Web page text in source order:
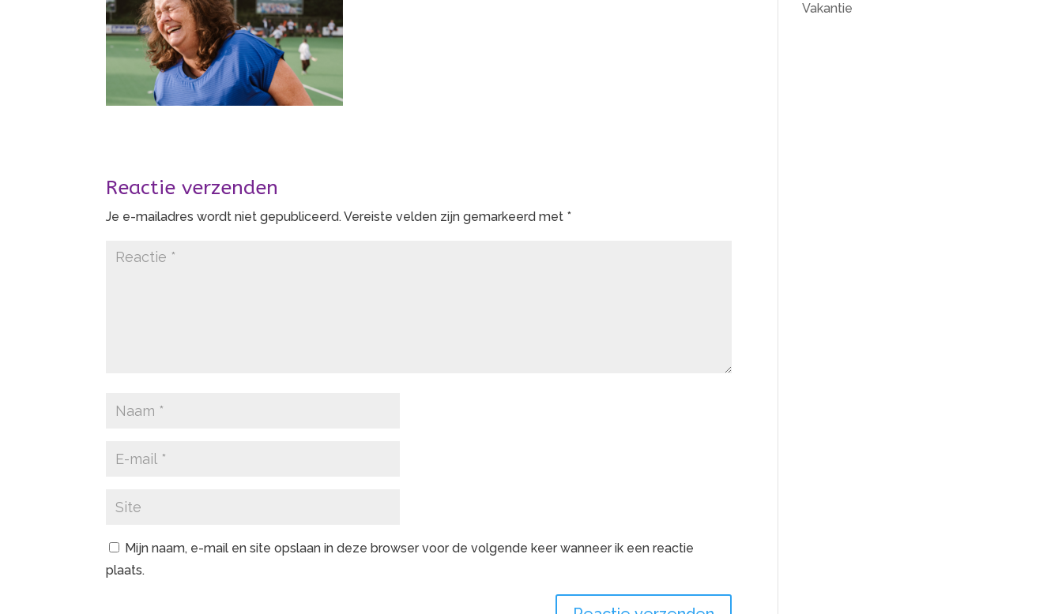
Reactie verzenden
Je e-mailadres wordt niet gepubliceerd. Vereiste velden zijn gemarkeerd met *
Mijn naam, e-mail en site opslaan in deze browser voor de volgende keer wanneer ik een reactie
plaats.
Vakantie